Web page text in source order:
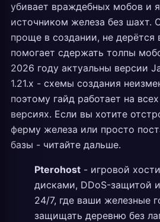
убивает враждебных мобов и
источником железа без шахт.
проще в создании, не
помогает сдержать толпы
2026 году актуальны версии
1.21.x - схемы создания
поэтому гайд работает на
версиях. Если вы хотите
ферму железа или просто
базы - читайте дальше.
Pterohost - игровой
дисками, DDoS-защитой
24/7, где ваши железные
защищать деревню без